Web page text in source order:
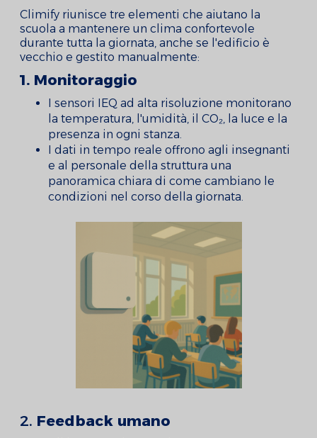
Climify riunisce tre elementi che aiutano la
scuola a mantenere un clima confortevole
durante tutta la giornata, anche se l'edificio è
vecchio e gestito manualmente:
1. Monitoraggio
I sensori IEQ ad alta risoluzione monitorano
la temperatura, l'umidità, il CO₂, la luce e la
presenza in ogni stanza.
I dati in tempo reale offrono agli insegnanti
e al personale della struttura una
panoramica chiara di come cambiano le
condizioni nel corso della giornata.
2. Feedback umano